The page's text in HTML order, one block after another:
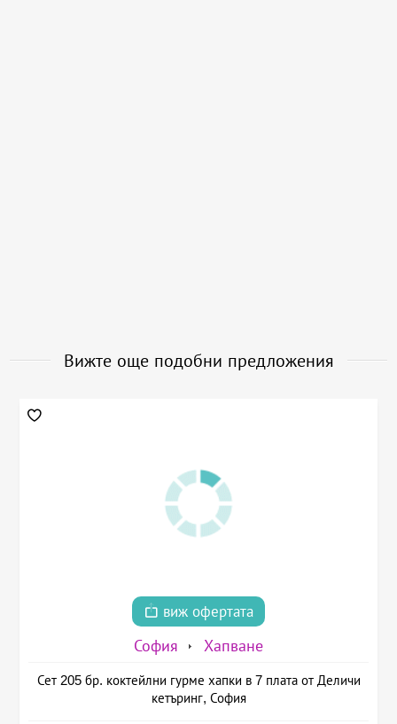
Вижте още подобни предложения
виж офертата
София Хапване
Сет 205 бр. коктейлни гурме хапки в 7 плата от Деличи
кетъринг, София